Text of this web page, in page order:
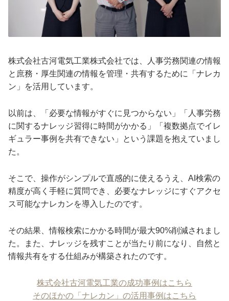
株式会社古河電気工業株式会社では、人事労務関連の情報
と庶務・厚生関連の情報を管理・共有するために「ナレカ
ン」を活用しています。
以前は、「必要な情報がすぐに見つからない」「人事労務
に関するナレッジ習得に時間がかかる」「複数拠点でイレ
ギュラー事例を共有できない」という課題を抱えていまし
た。
そこで、操作がシンプルで直感的に使えるうえ、AI検索の
精度が高く手軽に質問でき、必要なナレッジにすぐアクセ
ス可能なナレカンを導入したのです。
その結果、情報検索にかかる時間が最大90%削減されまし
た。また、ナレッジを残すことが当たり前になり、自然と
情報共有をする仕組みが構築されたのです。
株式会社古河電気工業の成功事例はこちら
そのほかの「ナレカン」の活用事例はこちら